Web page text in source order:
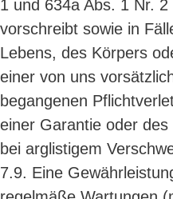
1 und 634a Abs. 1 Nr.
vorschreibt sowie in
Lebens, des Körpers
einer von uns
begangenen
einer Garantie oder
bei arglistigem
7.9. Eine